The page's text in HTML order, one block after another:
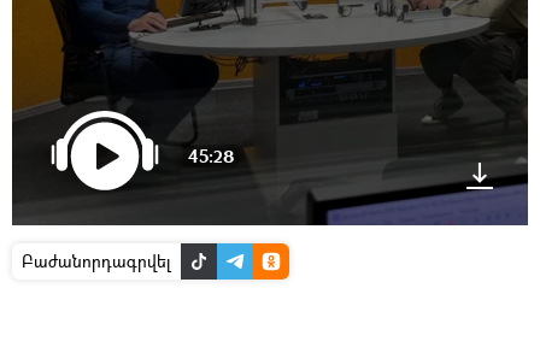
45:28
Բաժանորդագրվել